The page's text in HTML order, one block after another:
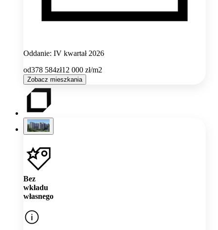
Oddanie: IV kwartał 2026
od378 584zł12 000 zł/m2
Zobacz mieszkania
Bez
wkładu
własnego